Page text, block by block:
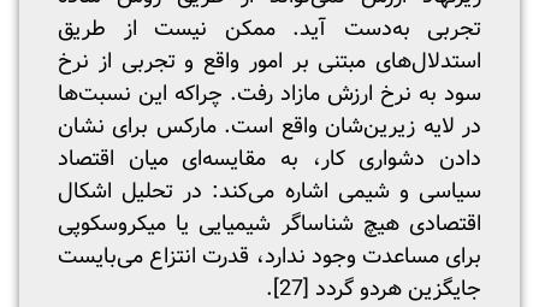
تجربی به‌دست آید. ممکن نیست از طریق
استدلال‌های مبتنی بر امور واقع و تجربی از نرخ
سود به نرخ ارزش مازاد رفت. چراکه این نسبت‌ها
در لایه زیرین‌شان واقع است. مارکس برای نشان
دادن دشواری کار، به مقایسه‌ای میان اقتصاد
سیاسی و شیمی اشاره می‌کند: در تحلیل اشکال
اقتصادی هیچ شناساگر شیمیایی یا میکروسکوپی
برای مساعدت وجود ندارد، قدرت انتزاع می‌بایست
جایگزین هردو گردد [27]
.